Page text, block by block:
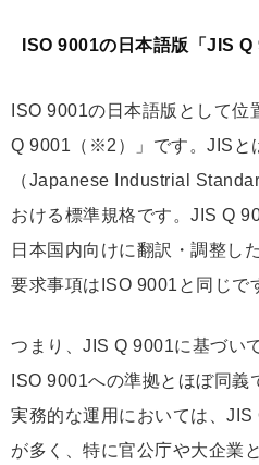
ISO 9001の日本語版「JIS Q
ISO 9001の日本語版として
Q 9001（※2）」です。JISと
（Japanese Industrial
おける標準規格です。JIS Q
日本国内向けに翻訳・調整し
要求事項はISO 9001と同じで
つまり、JIS Q 9001に基づい
ISO 9001への準拠とほぼ同義
実務的な運用においては、
が多く、特に官公庁や大企業